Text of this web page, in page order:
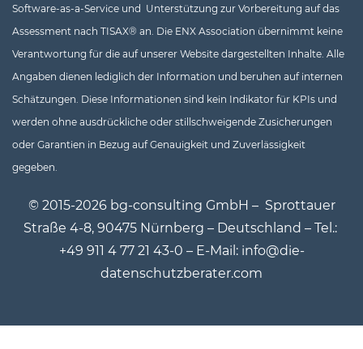
Software-as-a-Service und Unterstützung zur Vorbereitung auf das
Assessment nach TISAX® an. Die ENX Association übernimmt keine
Verantwortung für die auf unserer Website dargestellten Inhalte. Alle
Angaben dienen lediglich der Information und beruhen auf internen
Schätzungen. Diese Informationen sind kein Indikator für KPIs und
werden ohne ausdrückliche oder stillschweigende Zusicherungen
oder Garantien in Bezug auf Genauigkeit und Zuverlässigkeit
gegeben.
© 2015-2026 bg-consulting GmbH – Sprottauer
Straße 4-8, 90475 Nürnberg – Deutschland – Tel.:
+49 911 4 77 21 43-0 – E-Mail: info@die-
datenschutzberater.com